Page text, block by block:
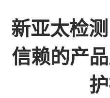
新亚太检
信赖的产